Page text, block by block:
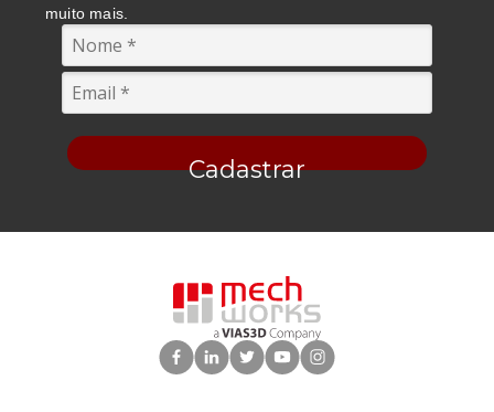
muito mais.
Cadastrar